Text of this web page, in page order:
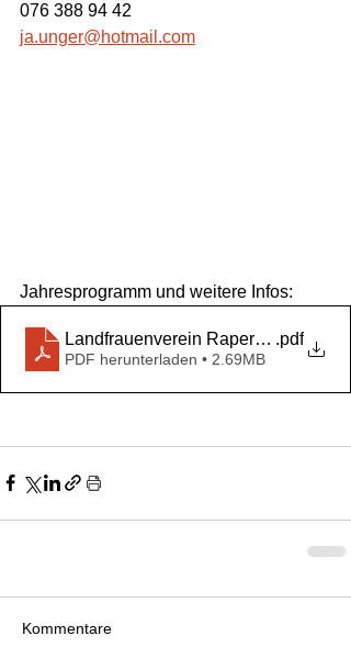
076 388 94 42
ja.unger@hotmail.com
Jahresprogramm und weitere Infos:
Landfrauenverein Raperswilen und
.pdf
PDF herunterladen • 2.69MB
Kommentare